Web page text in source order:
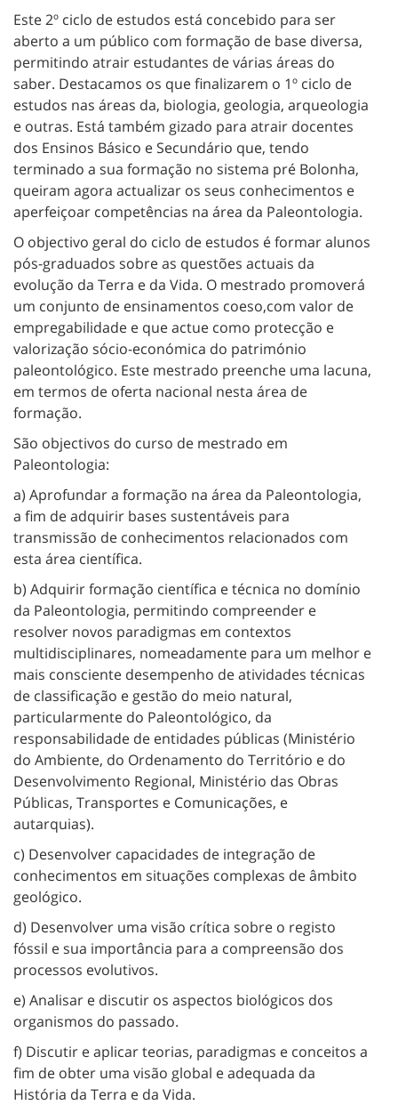
Este 2º ciclo de estudos está concebido para ser
aberto a um público com formação de base diversa,
permitindo atrair estudantes de várias áreas do
saber. Destacamos os que finalizarem o 1º ciclo de
estudos nas áreas da, biologia, geologia, arqueologia
e outras. Está também gizado para atrair docentes
dos Ensinos Básico e Secundário que, tendo
terminado a sua formação no sistema pré Bolonha,
queiram agora actualizar os seus conhecimentos e
aperfeiçoar competências na área da Paleontologia.
O objectivo geral do ciclo de estudos é formar alunos
pós-graduados sobre as questões actuais da
evolução da Terra e da Vida. O mestrado promoverá
um conjunto de ensinamentos coeso,com valor de
empregabilidade e que actue como protecção e
valorização sócio-económica do património
paleontológico. Este mestrado preenche uma lacuna,
em termos de oferta nacional nesta área de
formação.
São objectivos do curso de mestrado em
Paleontologia:
a) Aprofundar a formação na área da Paleontologia,
a fim de adquirir bases sustentáveis para
transmissão de conhecimentos relacionados com
esta área científica.
b) Adquirir formação científica e técnica no domínio
da Paleontologia, permitindo compreender e
resolver novos paradigmas em contextos
multidisciplinares, nomeadamente para um melhor e
mais consciente desempenho de atividades técnicas
de classificação e gestão do meio natural,
particularmente do Paleontológico, da
responsabilidade de entidades públicas (Ministério
do Ambiente, do Ordenamento do Território e do
Desenvolvimento Regional, Ministério das Obras
Públicas, Transportes e Comunicações, e
autarquias).
c) Desenvolver capacidades de integração de
conhecimentos em situações complexas de âmbito
geológico.
d) Desenvolver uma visão crítica sobre o registo
fóssil e sua importância para a compreensão dos
processos evolutivos.
e) Analisar e discutir os aspectos biológicos dos
organismos do passado.
f) Discutir e aplicar teorias, paradigmas e conceitos a
fim de obter uma visão global e adequada da
História da Terra e da Vida.